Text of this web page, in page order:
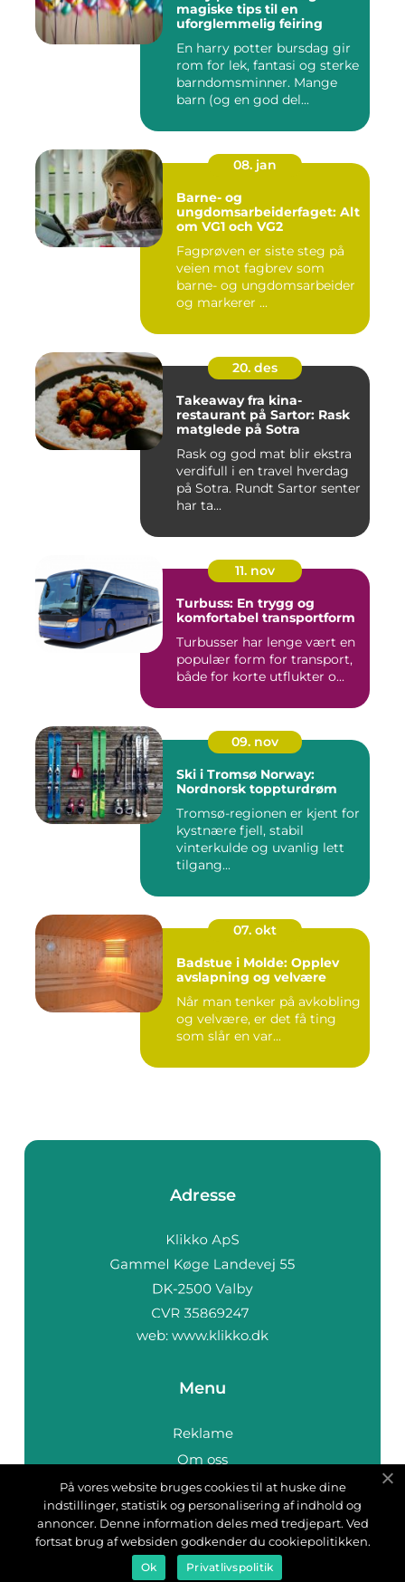
magiske tips til en
uforglemmelig feiring
En harry potter bursdag gir
rom for lek, fantasi og sterke
barndomsminner. Mange
barn (og en god del...
08. jan
Barne- og
ungdomsarbeiderfaget: Alt
om VG1 och VG2
Fagprøven er siste steg på
veien mot fagbrev som
barne- og ungdomsarbeider
og markerer ...
20. des
Takeaway fra kina-
restaurant på Sartor: Rask
matglede på Sotra
Rask og god mat blir ekstra
verdifull i en travel hverdag
på Sotra. Rundt Sartor senter
har ta...
11. nov
Turbuss: En trygg og
komfortabel transportform
Turbusser har lenge vært en
populær form for transport,
både for korte utflukter o...
09. nov
Ski i Tromsø Norway:
Nordnorsk toppturdrøm
Tromsø-regionen er kjent for
kystnære fjell, stabil
vinterkulde og uvanlig lett
tilgang...
07. okt
Badstue i Molde: Opplev
avslapning og velvære
Når man tenker på avkobling
og velvære, er det få ting
som slår en var...
Adresse
web: www.klikko.dk
Menu
Reklame
Om oss
Cookies
Kontakt Oss
Sitemap
På vores website bruges cookies til at huske dine
indstillinger, statistik og personalisering af indhold og
annoncer. Denne information deles med tredjepart. Ved
fortsat brug af websiden godkender du cookiepolitikken.
Ok Privatlivspolitik